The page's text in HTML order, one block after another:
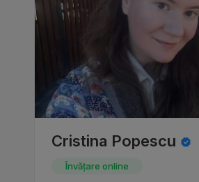
Cristina Popescu
Învățare online